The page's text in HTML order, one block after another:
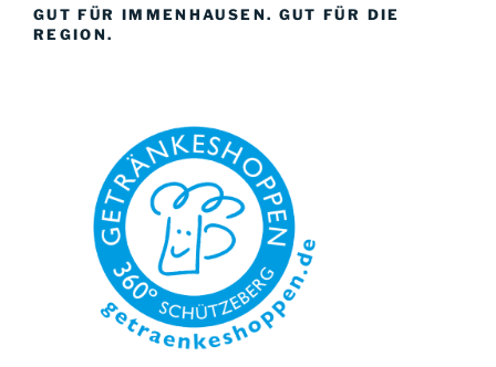
GUT FÜR IMMENHAUSEN. GUT FÜR DIE
REGION.